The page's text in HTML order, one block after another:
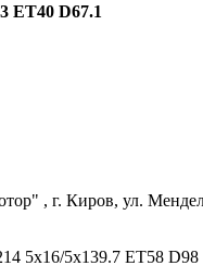
ET40 D67.1
, г. Киров, ул.